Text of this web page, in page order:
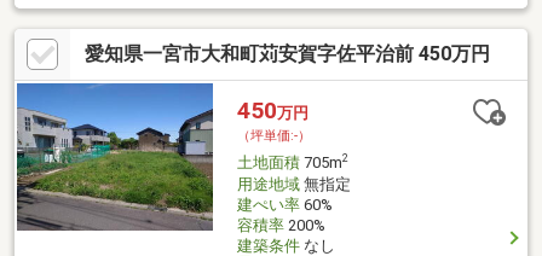
愛知県一宮市大和町苅安賀字佐平治前 450万円
450万円
（坪単価:-）
土地面積705m2
用途地域無指定
建ぺい率60%
容積率200%
建築条件なし